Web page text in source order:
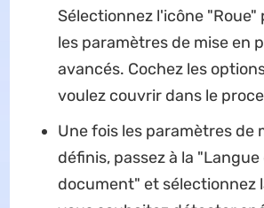
Sélectionnez l'icône "Roue"
les paramètres de mise en
avancés. Cochez les
voulez couvrir dans le
Une fois les paramètres de
définis, passez à la "Langue
document" et sélectionnez